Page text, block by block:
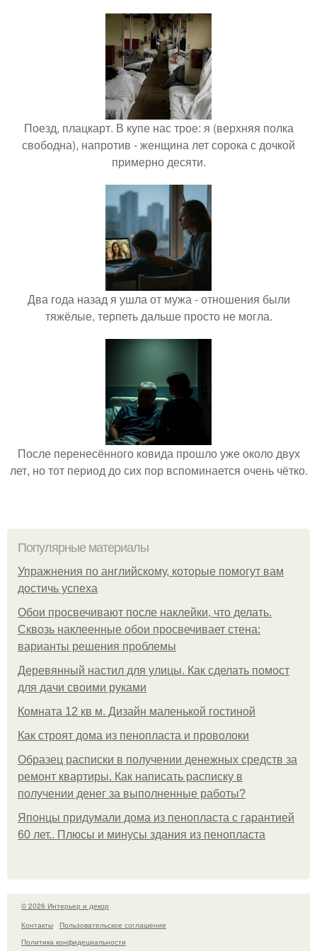
Поезд, плацкарт. В купе нас трое: я (верхняя полка
свободна), напротив - женщина лет сорока с дочкой
примерно десяти.
Два года назад я ушла от мужа - отношения были
тяжёлые, терпеть дальше просто не могла.
После перенесённого ковида прошло уже около двух
лет, но тот период до сих пор вспоминается очень чётко.
Популярные материалы
Упражнения по английскому, которые помогут вам
достичь успеха
Обои просвечивают после наклейки, что делать.
Сквозь наклеенные обои просвечивает стена:
варианты решения проблемы
Деревянный настил для улицы. Как сделать помост
для дачи своими руками
Комната 12 кв м. Дизайн маленькой гостиной
Как строят дома из пенопласта и проволоки
Образец расписки в получении денежных средств за
ремонт квартиры. Как написать расписку в
получении денег за выполненные работы?
Японцы придумали дома из пенопласта с гарантией
60 лет.. Плюсы и минусы здания из пенопласта
© 2026 Интерьер и декор
Контакты
Пользовательское соглашение
Политика конфидециальности